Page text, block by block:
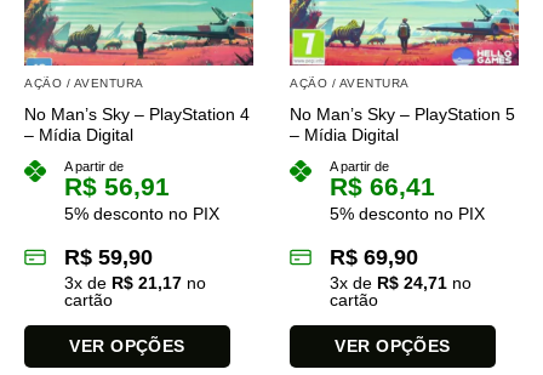
ser
escolhidas
na
página
do
produto
AÇÃO / AVENTURA
No Man’s Sky – PlayStation 4
– Mídia Digital
A partir de
R$ 56,91
5% desconto no PIX
R$ 59,90
3x de R$ 21,17 no
cartão
VER OPÇÕES
AÇÃO / AVENTURA
No Man’s Sky – PlayStation 5
– Mídia Digital
A partir de
R$ 66,41
5% desconto no PIX
R$ 69,90
3x de R$ 24,71 no
cartão
VER OPÇÕES